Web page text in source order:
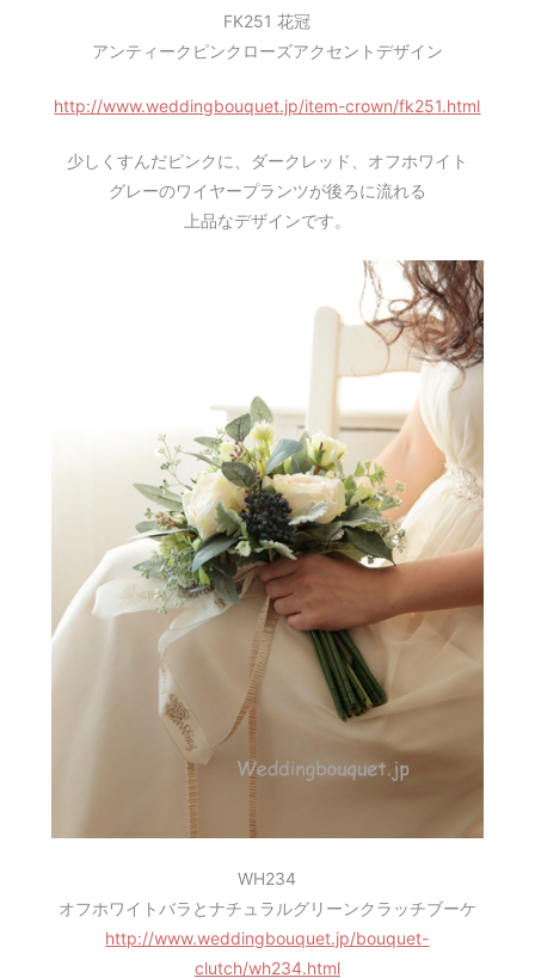
FK251 花冠
アンティークピンクローズアクセントデザイン
http://www.weddingbouquet.jp/item-crown/fk251.html
少しくすんだピンクに、ダークレッド、オフホワイト
グレーのワイヤープランツが後ろに流れる
上品なデザインです。
WH234
オフホワイトバラとナチュラルグリーンクラッチブーケ
http://www.weddingbouquet.jp/bouquet-
clutch/wh234.html